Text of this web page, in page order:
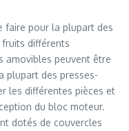
faire pour la plupart des
différents
amovibles peuvent être
plupart des presses-
les différentes pièces et
du bloc moteur.
dotés de couvercles